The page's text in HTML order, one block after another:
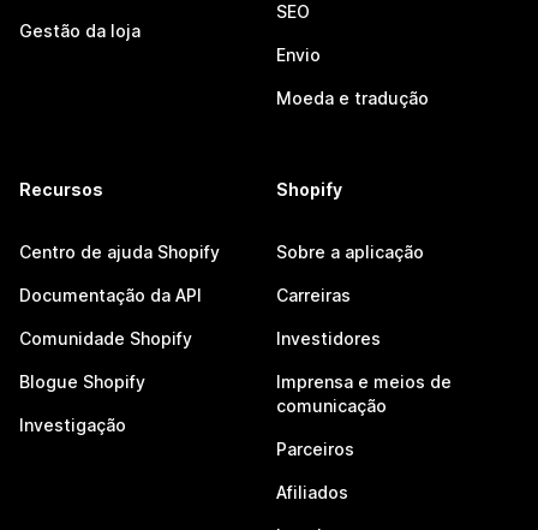
Gestão da loja
SEO
Envio
Moeda e tradução
Recursos
Centro de ajuda Shopify
Documentação da API
Comunidade Shopify
Blogue Shopify
Investigação
Shopify
Sobre a aplicação
Carreiras
Investidores
Imprensa e meios de
comunicação
Parceiros
Afiliados